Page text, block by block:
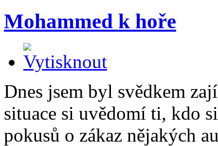
Mohammed k hoře
Dnes jsem byl svědkem
situace si uvědomí ti, kdo
pokusů o zákaz nějakých